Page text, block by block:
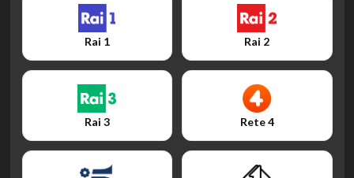
Rai 1 Rai 2
Rai 3 Rete 4